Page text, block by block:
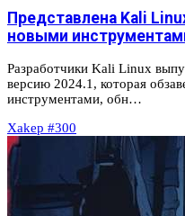
Представлена Kali
новыми
Разработчики Kali Linux
версию 2024.1, которая
инструментами, обн…
Xakep #300